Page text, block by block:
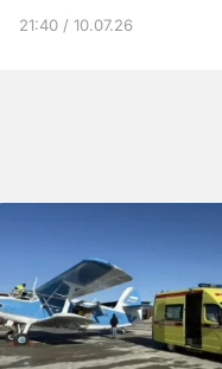
21:40 / 10.07.26